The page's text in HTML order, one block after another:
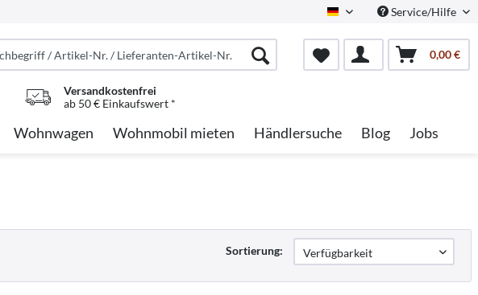
German Service/Hilfe
0,00 €
Versandkostenfrei
ab 50 € Einkaufswert *
Wohnwagen Wohnmobil mieten Händlersuche Blog Jobs
Sortierung: